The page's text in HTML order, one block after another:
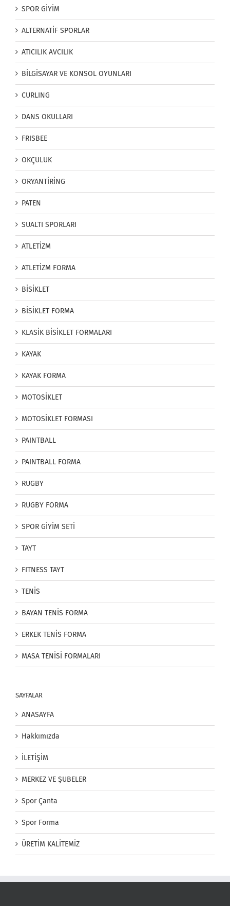
SPOR GİYİM
ALTERNATİF SPORLAR
ATICILIK AVCILIK
BİLGİSAYAR VE KONSOL OYUNLARI
CURLING
DANS OKULLARI
FRISBEE
OKÇULUK
ORYANTİRİNG
PATEN
SUALTI SPORLARI
ATLETİZM
ATLETİZM FORMA
BİSİKLET
BİSİKLET FORMA
KLASİK BİSİKLET FORMALARI
KAYAK
KAYAK FORMA
MOTOSİKLET
MOTOSİKLET FORMASI
PAINTBALL
PAINTBALL FORMA
RUGBY
RUGBY FORMA
SPOR GİYİM SETİ
TAYT
FITNESS TAYT
TENİS
BAYAN TENİS FORMA
ERKEK TENİS FORMA
MASA TENİSİ FORMALARI
SAYFALAR
ANASAYFA
Hakkımızda
İLETİŞİM
MERKEZ VE ŞUBELER
Spor Çanta
Spor Forma
ÜRETİM KALİTEMİZ